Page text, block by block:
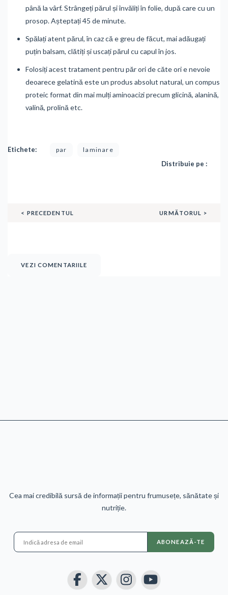
până la vârf. Strângeți părul și învăliți în folie, după care cu un
prosop. Așteptați 45 de minute.
Spălați atent părul, în caz că e greu de făcut, mai adăugați
puțin balsam, clătiți și uscați părul cu capul în jos.
Folosiți acest tratament pentru păr ori de căte ori e nevoie
deoarece gelatină este un produs absolut natural, un compus
proteic format din mai mulți aminoacizi precum glicină, alanină,
valină, prolină etc.
Etichete: par laminare
Distribuie pe :
< PRECEDENTUL URMĂTORUL >
VEZI COMENTARIILE
Cea mai credibilă sursă de informații pentru frumusețe, sănătate și
nutriție.
ABONEAZĂ-TE